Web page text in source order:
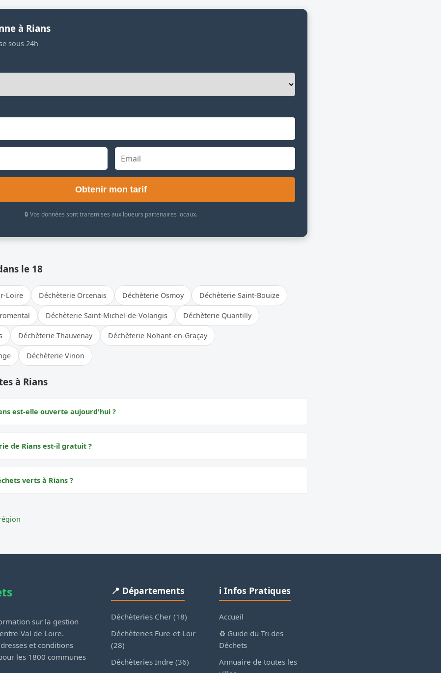
à Rians
sous 24h
Obtenir mon tarif
🔒 Vos données sont transmises aux loueurs partenaires locaux.
le 18
Loire Déchèterie Orcenais Déchèterie Osmoy Déchèterie Saint-Bouize
Déchèterie Saint-Michel-de-Volangis Déchèterie Quantilly
Déchèterie Thauvenay Déchèterie Nohant-en-Graçay
Déchèterie Vinon
à Rians
est-elle ouverte aujourd'hui ?
de Rians est-il gratuit ?
verts à Rians ?
sur la gestion
Val de Loire.
et conditions
les 1800 communes
📍 Départements
Déchèteries Cher (18)
Déchèteries Eure-et-Loir
(28)
Déchèteries Indre (36)
ℹ️ Infos Pratiques
Accueil
♻️ Guide du Tri des
Déchets
Annuaire de toutes les